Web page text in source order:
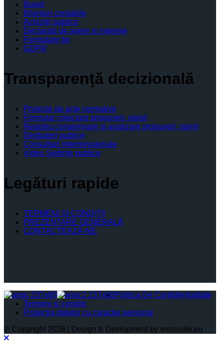
Buget
Bilanţuri contabile
Achiziţii publice
Declaratii de avere si interese
Formulare tip
GDPR
Transparenţă decizională
Proiecte de acte normative
Formular colectare propuneri, opinii
Registru consemnare si analizare propuneri, opinii
Dezbateri publice
Consultari interministeriale
Video Şedinţe publice
Legături rapide
TERMENI ŞI CONDIŢII
PREZENTARE GENERALĂ
CONTACTEAZĂ-NE
Politica De Confidențialitate
Termeni și condiții
Protectia datelor cu caracter personal
© Copyright 2026 | Design & Devlopment by vreausite.eu